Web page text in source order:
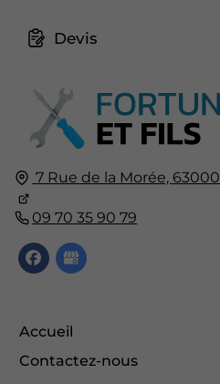
7 Rue de la Morée, 63000
09 70 35 90 79
Accueil
Contactez-nous
Devis